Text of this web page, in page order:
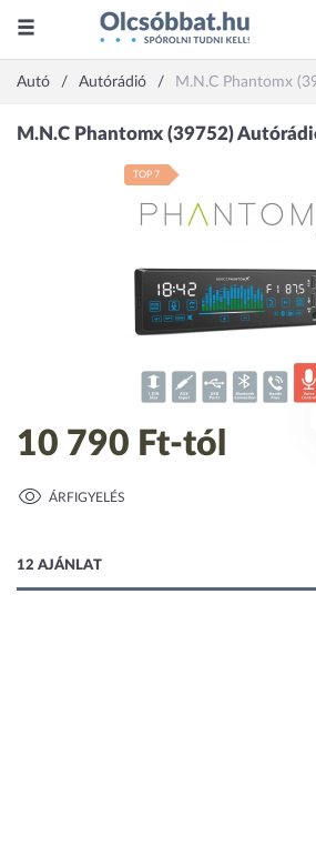
Autó Autórádió M.N.C Phantomx
TOP 7
10 790 Ft-tól
ÁRFIGYELÉS
12 AJÁNLAT